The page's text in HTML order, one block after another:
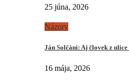
25 júna, 2026
Názory
Ján Solčáni: Aj človek z
16 mája, 2026